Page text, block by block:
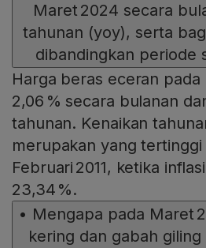
Maret 2024 secara
tahunan (yoy), serta
dibandingkan periode
Harga beras eceran
2,06 % secara bulanan
tahunan. Kenaikan
merupakan yang tertinggi
Februari 2011, ketika
23,34 %.
• Mengapa pada Maret
kering dan gabah